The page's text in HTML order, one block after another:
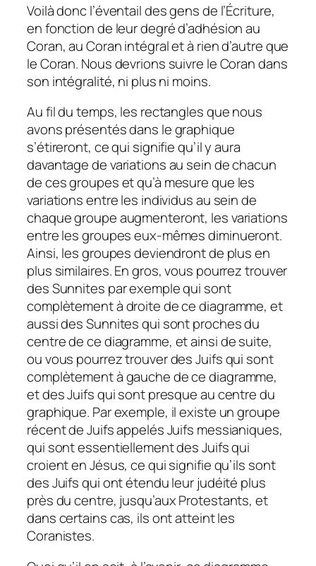
Voilà donc l’éventail des gens de l’Écriture,
en fonction de leur degré d’adhésion au
Coran, au Coran intégral et à rien d’autre que
le Coran. Nous devrions suivre le Coran dans
son intégralité, ni plus ni moins.
Au fil du temps, les rectangles que nous
avons présentés dans le graphique
s’étireront, ce qui signifie qu’il y aura
davantage de variations au sein de chacun
de ces groupes et qu’à mesure que les
variations entre les individus au sein de
chaque groupe augmenteront, les variations
entre les groupes eux-mêmes diminueront.
Ainsi, les groupes deviendront de plus en
plus similaires. En gros, vous pourrez trouver
des Sunnites par exemple qui sont
complètement à droite de ce diagramme, et
aussi des Sunnites qui sont proches du
centre de ce diagramme, et ainsi de suite,
ou vous pourrez trouver des Juifs qui sont
complètement à gauche de ce diagramme,
et des Juifs qui sont presque au centre du
graphique. Par exemple, il existe un groupe
récent de Juifs appelés Juifs messianiques,
qui sont essentiellement des Juifs qui
croient en Jésus, ce qui signifie qu’ils sont
des Juifs qui ont étendu leur judéité plus
près du centre, jusqu’aux Protestants, et
dans certains cas, ils ont atteint les
Coranistes.